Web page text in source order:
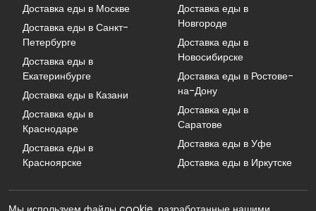
Доставка еды в Москве
Доставка еды в Санкт-
Петербурге
Доставка еды в
Екатеринбурге
Доставка еды в Казани
Доставка еды в
Краснодаре
Доставка еды в
Красноярске
Доставка еды в
Новгороде
Доставка еды в
Новосибирске
Доставка еды в Ростове-
на-Дону
Доставка еды в
Саратове
Доставка еды в Уфе
Доставка еды в Иркутске